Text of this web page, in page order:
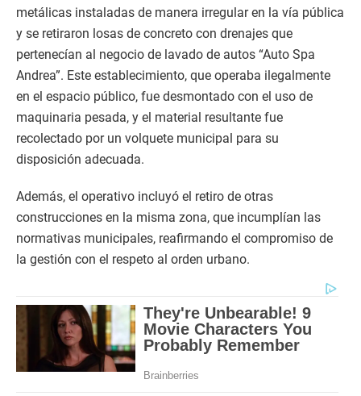
metálicas instaladas de manera irregular en la vía pública
y se retiraron losas de concreto con drenajes que
pertenecían al negocio de lavado de autos “Auto Spa
Andrea”. Este establecimiento, que operaba ilegalmente
en el espacio público, fue desmontado con el uso de
maquinaria pesada, y el material resultante fue
recolectado por un volquete municipal para su
disposición adecuada.
Además, el operativo incluyó el retiro de otras
construcciones en la misma zona, que incumplían las
normativas municipales, reafirmando el compromiso de
la gestión con el respeto al orden urbano.